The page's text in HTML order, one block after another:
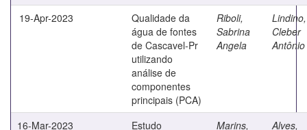
19-Apr-2023
Qualidade da
água de fontes
de Cascavel-Pr
utilizando
análise de
componentes
principais (PCA)
Riboli,
Sabrina
Angela
Lindino,
Cleber
Antônio
16-Mar-2023 Estudo Marins, Alves,